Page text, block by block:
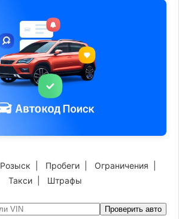
Розыск Пробеги Ограничения
Такси| Штрафы
Проверить авто